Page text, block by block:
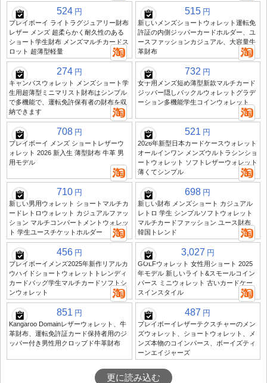
524 円
プレイボーイ ライトラグジュアリー財布
レザー メンズ 超柔らかく耐久性のある
ショート学生財布 メンズマルチカードス
ロット 超薄型軽量
515 円
新しいメンズショートウォレット運転免
許証の内側ジッパーカードホルダー、ユ
ースファッションカジュアル、大容量牛
革財布
274 円
キャンバスウォレット メンズショート学
生用超薄型ミニマリスト財布はシンプル
で多機能で、運転免許保有者の財布を収
納できます
732 円
女子用メンズ短め薄型新款マルチカード
ジッパー隠しバックルウォレットグラデ
ーション多機能学生コインウォレット
708 円
プレイボーイ メンズ ショートレザーウ
ォレット 2026 新入生 薄型財布 牛革 男
用モデル
521 円
2026年新型日本カードケースウォレット
オールインワン メンズウルトラシンショ
ートウォレット ソフトレザーウォレット
薄くてシンプル
710 円
新しい男用ウォレット ショートマルチカ
ードレトロウォレット カジュアルファッ
ション マルチコンパートメントウォレッ
ト 学生ユースチケットホルダー
698 円
新しい財布 メンズショート カジュアル
レトロ 学生 シンプルソフトウォレット
マルチカードファッション ユース財布
韓国トレンド
456 円
プレイボーイメンズ2025年新作リアルカ
ウハイドショートウォレットトレンディ
カードバッグ学生マルチカードソフトシ
ンウォレット
3,027 円
GOLFウォレット 女性用ショート 2025
年モデル 新しいライト&スモールコイン
パース ミニウォレット 古いカードケー
スインスタイル
851 円
Kangaroo Domainレザーウォレット、牛
革財布、運転免許証カード保持者用のジ
ッパー付き男性用クロップド牛革財布
487 円
プレイボーイレザーテクスチャーのメン
ズウォレット、ショートウォレット、メ
ンズ本物のコインパース、ボーイズティ
ーンエイジャーズ
更に読み込む